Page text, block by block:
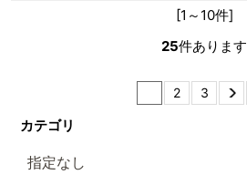
[1～10件]
25件あります
2 3
カテゴリ